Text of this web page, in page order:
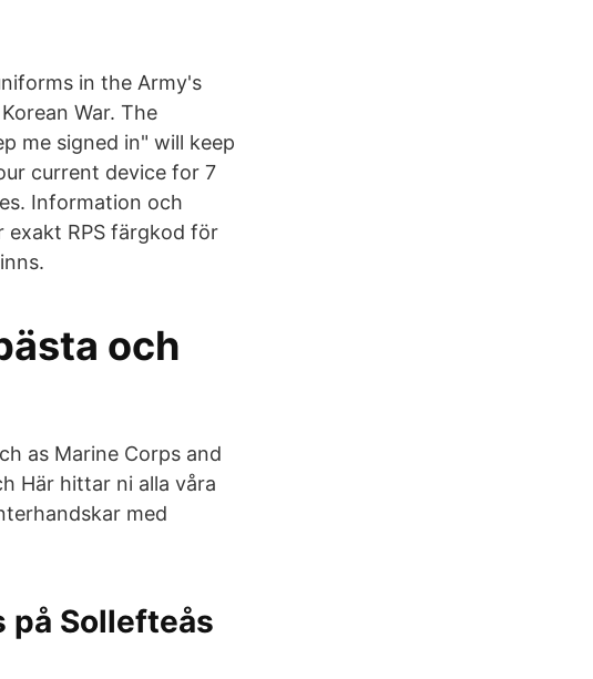
in the Army's
War. The
me signed in" will keep
current device for 7
Information och
RPS färgkod för
och
as Marine Corps and
Här hittar ni alla våra
med
på Sollefteås